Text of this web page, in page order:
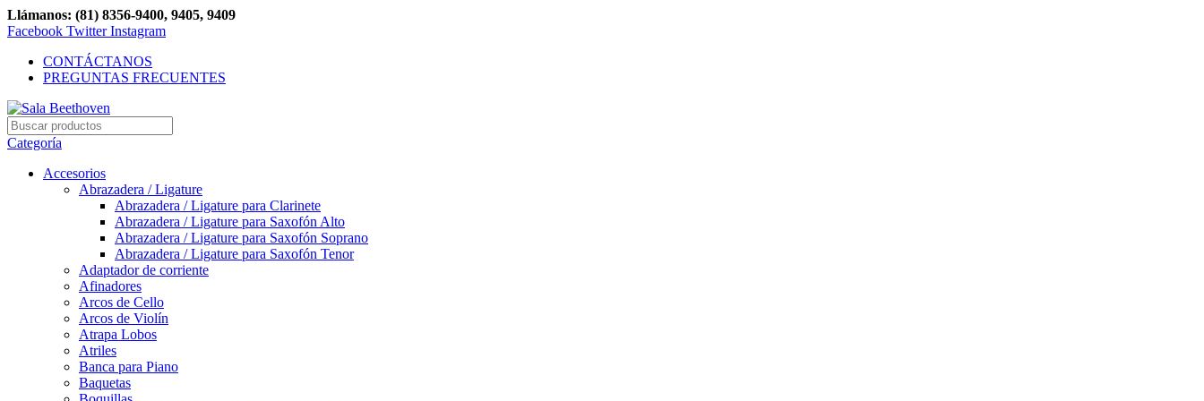
Llámanos: (81) 8356-9400, 9405, 9409
Facebook Twitter Instagram
CONTÁCTANOS
PREGUNTAS FRECUENTES
Categoría
Accesorios
Abrazadera / Ligature
Abrazadera / Ligature para Clarinete
Abrazadera / Ligature para Saxofón Alto
Abrazadera / Ligature para Saxofón Soprano
Abrazadera / Ligature para Saxofón Tenor
Adaptador de corriente
Afinadores
Arcos de Cello
Arcos de Violín
Atrapa Lobos
Atriles
Banca para Piano
Baquetas